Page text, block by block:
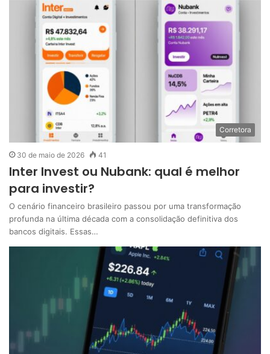
Corretora
30 de maio de 2026 41
Inter Invest ou Nubank: qual é melhor
para investir?
O cenário financeiro brasileiro passou por uma transformação
profunda na última década com a consolidação definitiva dos
bancos digitais. Essas…